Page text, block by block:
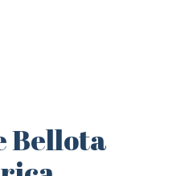
Bellota